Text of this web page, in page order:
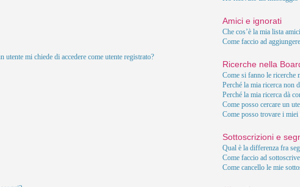
mi chiede di accedere come utente registrato?
Amici e ignorati
Che cos’è la mia lista
Come faccio ad
Ricerche nella
Come si fanno le ricerche
Perché la mia ricerca non
Perché la mia ricerca dà
Come posso cercare un
Come posso trovare i
Sottoscrizioni e
Qual è la differenza fra
Come faccio ad
Come cancello le mie